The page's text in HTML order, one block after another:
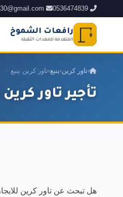
0536474839
رافعات الشموخ
المتقدمة للمعدات الثقيلة
›تاور كرين›ينبع›تاور كرين ينبع
تأجير تاور كرين